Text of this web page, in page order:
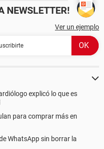
NEWSLETTER!
Ver un ejemplo
explicó lo que es
para comprar más en
WhatsApp sin borrar la